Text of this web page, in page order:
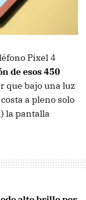
Pixel 4
de esos 450
que bajo una luz
a pleno solo
la pantalla